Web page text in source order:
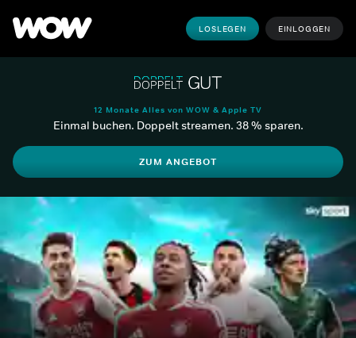
LOSLEGEN EINLOGGEN
12 Monate Alles von WOW & Apple TV
Einmal buchen. Doppelt streamen. 38 % sparen.
ZUM ANGEBOT